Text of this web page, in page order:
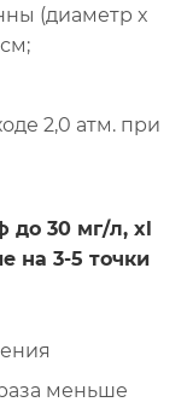
(диаметр x
2,0 атм. при
до 30 мг/л, xl
на 3-5 точки
меньше